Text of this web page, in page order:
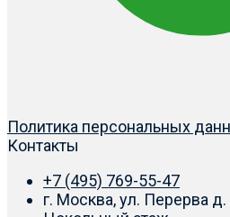
Политика персональных
Контакты
+7 (495) 769-55-47
г. Москва, ул. Перерва